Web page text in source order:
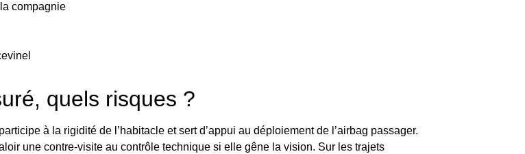
compagnie
quels risques ?
à la rigidité de l’habitacle et sert d’appui au déploiement de l’airbag passager.
une contre-visite au contrôle technique si elle gêne la vision. Sur les trajets